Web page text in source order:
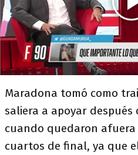
Maradona tomó como
saliera a apoyar después
cuando quedaron afuera
cuartos de final, ya que